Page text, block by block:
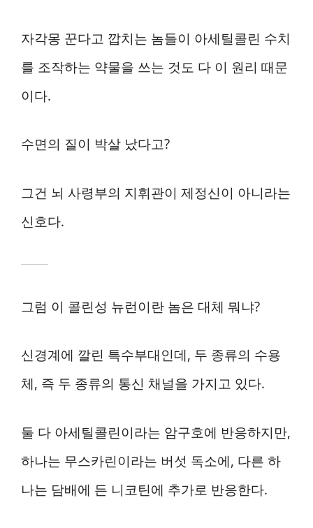
자각몽 꾼다고 깝치는 놈들이 아세틸콜린 수치
를 조작하는 약물을 쓰는 것도 다 이 원리 때문
이다.
수면의 질이 박살 났다고?
그건 뇌 사령부의 지휘관이 제정신이 아니라는
신호다.
그럼 이 콜린성 뉴런이란 놈은 대체 뭐냐?
신경계에 깔린 특수부대인데, 두 종류의 수용
체, 즉 두 종류의 통신 채널을 가지고 있다.
둘 다 아세틸콜린이라는 암구호에 반응하지만,
하나는 무스카린이라는 버섯 독소에, 다른 하
나는 담배에 든 니코틴에 추가로 반응한다.